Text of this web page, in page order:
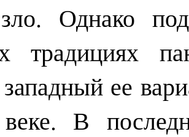
Однако
традициях
западный ее
В